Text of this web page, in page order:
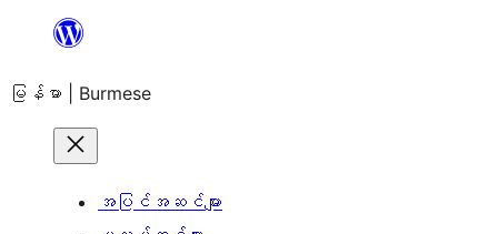
အကြောင်းအရာ
ကျော်သွား
မြန်မာ | Burmese
အပြင်အဆင်များ